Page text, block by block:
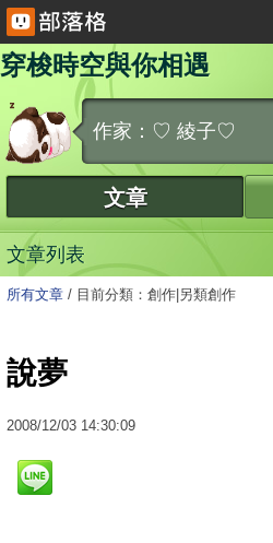
穿梭時空與你相遇
作家：♡ 綾子♡
文章
文章列表
所有文章 / 目前分類：創作|另類創作
說夢
2008/12/03 14:30:09